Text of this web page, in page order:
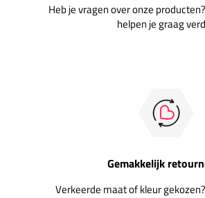
Heb je vragen over onze
helpen je graag
Gemakkelijk
Verkeerde maat of kleur